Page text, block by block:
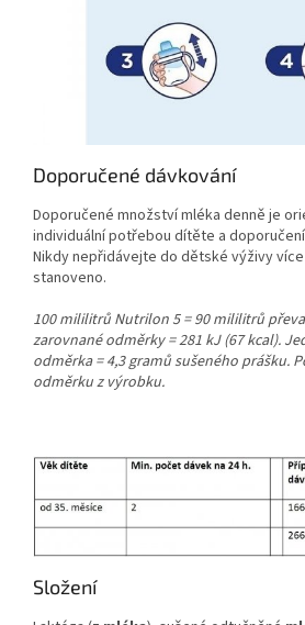
Doporučené dávkování
Doporučené množství mléka denně je
individuální potřebou dítěte a
Nikdy nepřidávejte do dětské výživy
stanoveno.
100 mililitrů Nutrilon 5 = 90 mililitrů
zarovnané odměrky = 281 kJ (67 kcal).
odměrka = 4,3 gramů sušeného prášku.
odměrku z výrobku.
Složení